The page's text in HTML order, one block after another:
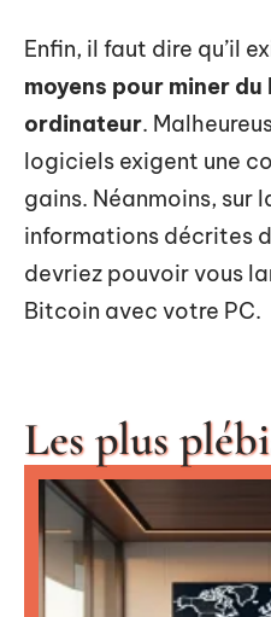
Enfin, il faut dire qu’il
moyens pour miner
ordinateur.
logiciels exigent une
gains. Néanmoins, sur
informations décrites
devriez pouvoir vous
Bitcoin avec votre PC.
Les plus